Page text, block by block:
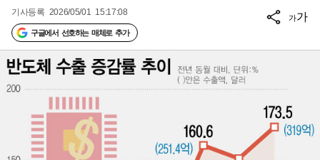
기사등록 2026/05/01 15:17:08
구글에서 선호하는 매체로 추가
가가